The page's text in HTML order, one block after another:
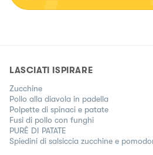
LASCIATI ISPIRARE
Zucchine
Pollo alla diavola in padella
Polpette di spinaci e patate
Fusi di pollo con funghi
PURÈ DI PATATE
Spiedini di salsiccia zucchine e